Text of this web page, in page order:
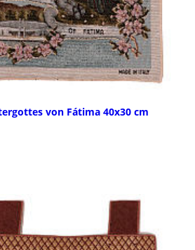
von Fátima 40x30 cm